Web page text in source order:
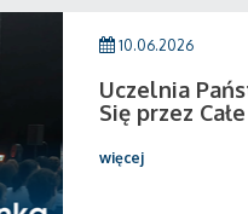
10.06.2026
Uczelnia
Się przez
więcej